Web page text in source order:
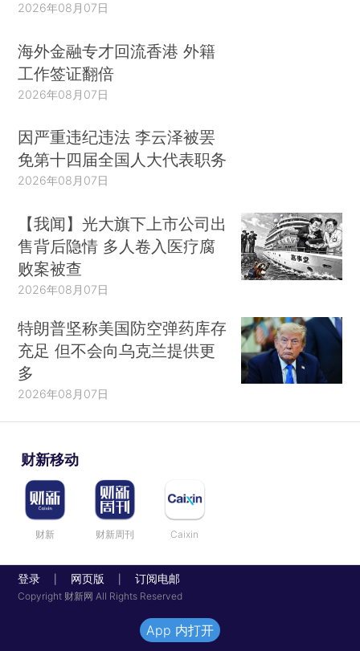
2026年08月07日
海外金融专才回流香港 外籍
工作签证翻倍
2026年08月07日
因严重违纪违法 李云泽被罢
免第十四届全国人大代表职务
2026年08月07日
【我闻】光大旗下上市公司出
售背后隐情 多人卷入医疗腐
败案被查
2026年08月07日
特朗普坚称美国防空弹药库存
充足 但不会向乌克兰提供更
多
2026年08月07日
财新移动
财新 财新周刊 Caixin
登录 网页版 订阅电邮
Copyright 财新网 All Rights Reserved
App 内打开